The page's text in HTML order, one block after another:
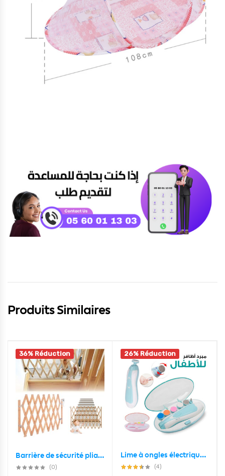
Produits Similaires
36% Réduction
Barrière de sécurité pliable en bois pour Enfant – حاجز حماية للأطفال متعدد الإستعمالات
(0)
26% Réduction
Lime à ongles électrique pour bébé
(4)